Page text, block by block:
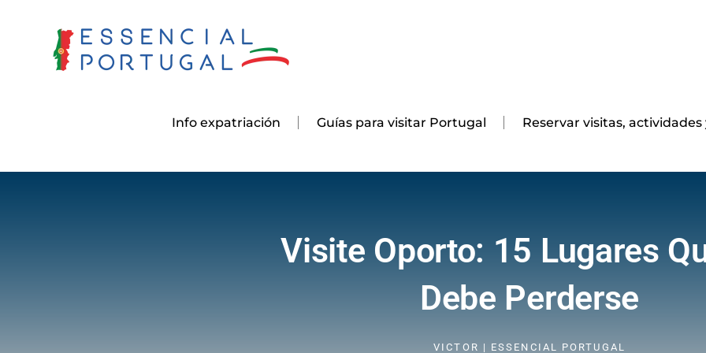
Info expatriación Guías para visitar Portugal Reservar visitas,
Visite Oporto: 15 Lugares
Debe Perderse
VICTOR | ESSENCIAL PORTUGAL